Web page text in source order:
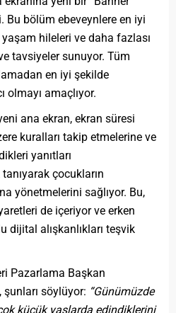
Bu bölüm ebeveynlere en iyi
hileleri ve daha fazlası
tavsiyeler sunuyor. Tüm
en iyi şekilde
olmayı amaçlıyor.
ana ekran, ekran süresi
kuralları takip etmelerine ve
yanıtları
çocukların
yönetmelerini sağlıyor. Bu,
de içeriyor ve erken
dijital alışkanlıkları teşvik
Pazarlama Başkan
, şunları söylüyor: “Günümüzde
küçük yaşlarda edindiklerini